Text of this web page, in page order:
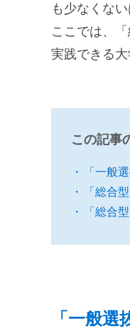
も少なくない
ここでは、
実践できる
この記事
「一般
「総合
「総合
「一般